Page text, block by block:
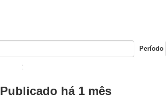
Período
Publicado há 1 mês